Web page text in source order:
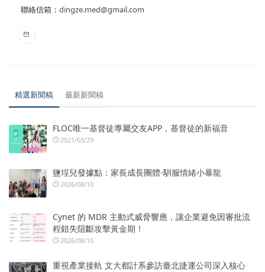
聯絡信箱： dingze.med@gmail.com
精選新聞稿 最新新聞稿
FLOC唯一基督徒專屬交友APP，基督徒的新福音
2021/03/29
鹽埕兒發據點：家長成長團體-馴服情緒小暴龍
2026/08/10
Cynet 的 MDR 主動式威脅響應，讓企業避免因審批流
程錯失阻斷攻擊黃金期！
2026/08/10
重視產業接軌 文大都計系參訪臺北捷運公司深入核心